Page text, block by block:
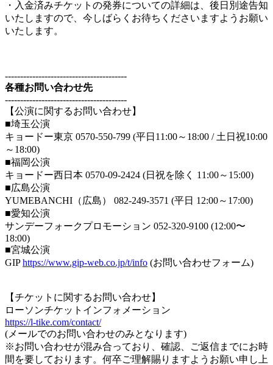
・入金済みチケットの発券についての詳細は、後日別途告知
いたしますので、今しばらくお待ちくださいますようお願い
いたします。
----------------------------------------
各種お問い合わせ先
----------------------------------------
【公演に関するお問い合わせ】
■埼玉公演
キョードー東京 0570-550-799 (平日11:00～18:00 / 土日祝10:00
～18:00)
■福岡公演
キョードー西日本 0570-09-2424 (日祝を除く 11:00～15:00)
■広島公演
YUMEBANCHI（広島） 082-249-3571 (平日 12:00～17:00)
■愛知公演
サンデーフォークプロモーション 052-320-9100 (12:00〜
18:00)
■宮城公演
GIPhttps://www.gip-web.co.jp/t/info (お問い合わせフォーム)
【チケットに関するお問い合わせ】
ローソンチケットインフォメーション
https://l-tike.com/contact/
(メールでのお問い合わせのみとなります)
※お問い合わせが混み合っており、確認、ご返信までにお時
間を要しております。何卒ご理解賜りますようお願い申し上